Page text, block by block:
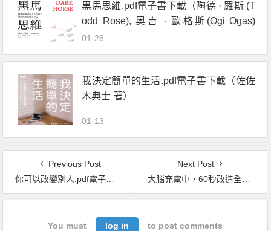
黑馬思維.pdf電子書下載（陶德 · 羅斯 (T
odd Rose), 奧吉 · 歐格斯(Ogi Ogas)
著） : 哈佛最推崇的人生計畫,教你成就
01-26
我決定簡單的生活.pdf電子書下載（佐佐
木典士 著）
01-13
Previous Post
你可以改變別人.pdf電子書下載（奇普 · 希思 (Chip Heath), 丹 · 希思 (Dan Heath) 著）：《華爾街日報》《紐約時報》長銷百萬作家，讓每個人不知不覺照你的心意做
Next Post
大腦充電中，60秒改造全新人生.pdf電子書下載（阿爾伯特・哈伯德 (Elbert Hubbard) 著）：你離成功只差這101種好習慣
You must log in to post comments